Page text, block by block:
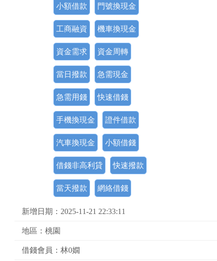
小額借款 門號換現金
工商融資 機車換現金
資金需求 資金周轉
當日撥款 急需現金
急需用錢 快速借錢
手機換現金 證件借款
汽車換現金 小額借錢
借錢非高利貸 快速撥款
當天撥款 網絡借錢
新增日期：2025-11-21 22:33:11
地區：桃園
借錢會員：林0嫺